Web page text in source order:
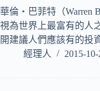
華倫‧巴菲特（Warren
視為世界上最富有的人
開建議人們應該有的投
經理人
2015-10-